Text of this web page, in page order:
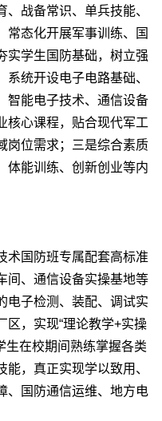
战备常识、单兵技能、
常态化开展军事训练、国
实学生国防基础，树立强
统开设电子电路基础、
智能电子技术、通信设备
核心课程，贴合现代军工
岗位需求；三是综合素质
体能训练、创新创业等内
术国防班专属配套高标准
间、通信设备实操基地等
电子检测、装配、调试实
区，实现“理论教学+实操
生在校期间熟练掌握各类
，真正实现学以致用、
、国防通信运维、地方电